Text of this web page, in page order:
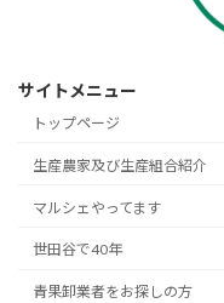
サイトメニュー
トップページ
生産農家及び生産組合紹介
マルシェやってます
世田谷で40年
青果卸業者をお探しの方